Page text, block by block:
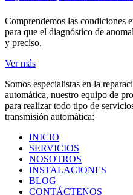
Comprendemos las condiciones
para que el diagnóstico de
y preciso.
Ver más
Somos especialistas en la
automática, nuestro equipo de
para realizar todo tipo de
transmisión automática:
INICIO
SERVICIOS
NOSOTROS
INSTALACIONES
BLOG
CONTÁCTENOS